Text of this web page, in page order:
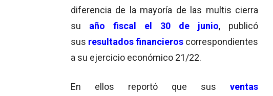
diferencia de la mayoría de las multis cierra
su año fiscal el 30 de junio, publicó
sus resultados financieros correspondientes
a su ejercicio económico 21/22.
En ellos reportó que sus ventas